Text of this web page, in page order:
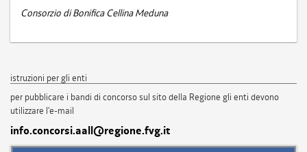
Consorzio di Bonifica Cellina Meduna
istruzioni per gli enti
per pubblicare i bandi di concorso sul sito della Regione gli enti devono
utilizzare l'e-mail
info.concorsi.aall@regione.fvg.it